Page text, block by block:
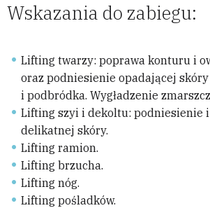
Wskazania do zabiegu:
Lifting twarzy: poprawa konturu i
oraz podniesienie opadającej
i podbródka. Wygładzenie
Lifting szyi i dekoltu: podniesienie
delikatnej skóry.
Lifting ramion.
Lifting brzucha.
Lifting nóg.
Lifting pośladków.